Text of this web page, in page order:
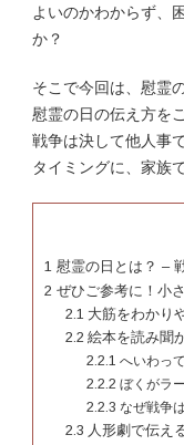
よいのかわからず、
か？
そこで今回は、慰霊
慰霊の日の伝え方を
戦争は決して他人事
タイミングに、家族
1 慰霊の日とは？ –
2 ぜひご参考に！小
2.1 大筋をわかり
2.2 絵本を読み聞
2.2.1 へいわっ
2.2.2 ぼくがラ
2.2.3 なぜ戦争
2.3 人形劇で伝え